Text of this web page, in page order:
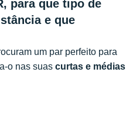
para que tipo de
e que
um par perfeito para
o nas suas curtas e médias